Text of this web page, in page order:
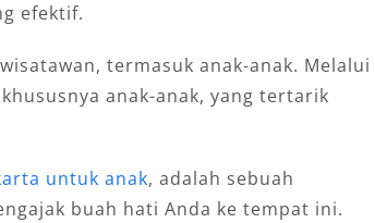
efektif.
termasuk anak-anak. Melalui
anak-anak, yang tertarik
untuk anak, adalah sebuah
buah hati Anda ke tempat ini.